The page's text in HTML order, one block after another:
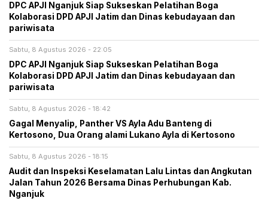
DPC APJI Nganjuk Siap Sukseskan Pelatihan Boga
Kolaborasi DPD APJI Jatim dan Dinas kebudayaan dan
pariwisata
Sabtu, 8 Agustus 2026 - 22:05
DPC APJI Nganjuk Siap Sukseskan Pelatihan Boga
Kolaborasi DPD APJI Jatim dan Dinas kebudayaan dan
pariwisata
Sabtu, 8 Agustus 2026 - 18:42
Gagal Menyalip, Panther VS Ayla Adu Banteng di
Kertosono, Dua Orang alami Lukano Ayla di Kertosono
Sabtu, 8 Agustus 2026 - 18:15
Audit dan Inspeksi Keselamatan Lalu Lintas dan Angkutan
Jalan Tahun 2026 Bersama Dinas Perhubungan Kab.
Nganjuk